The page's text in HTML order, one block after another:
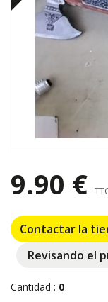
9.90 €
Contactar la
Revisando el
Cantidad : 0